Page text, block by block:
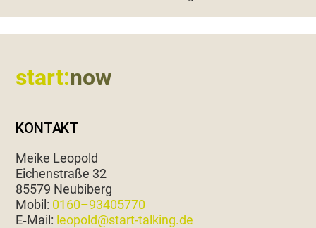
start:now
KONTAKT
Meike Leopold
Eichen­straße 32
85579 Neubiberg
Mobil: 0160–93405770
E‑Mail: leopold@start-talking.de